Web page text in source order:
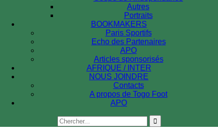
Autres
Portraits
BOOKMAKERS
Paris Sportifs
Echo des Partenaires
APO
Articles sponsorisés
AFRIQUE / INTER
NOUS JOINDRE
Contacts
A propos de Togo Foot
APO